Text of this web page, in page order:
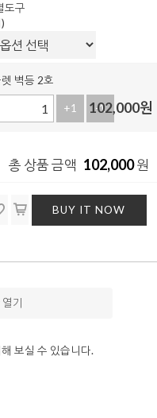
도구
벽등 2호
+1 -1
102,000원
총 상품 금액 102,000원
BUY IT NOW
기
보실 수 있습니다.